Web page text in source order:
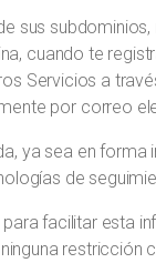
sus
cuando te
Servicios a
por correo
ya sea en forma
de
facilitar esta
restricción